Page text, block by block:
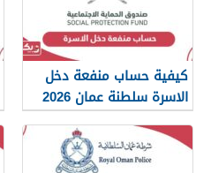
كيفية حساب منفعة دخل
الاسرة سلطنة عمان 2026